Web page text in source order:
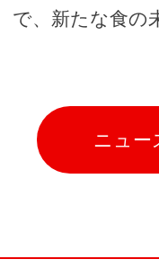
で、新たな食の
ニュー